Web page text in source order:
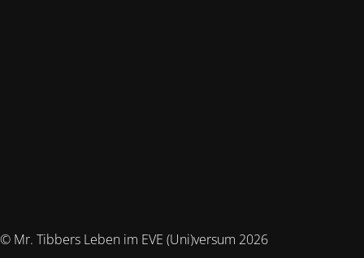
© Mr. Tibbers Leben im EVE (Uni)versum 2026